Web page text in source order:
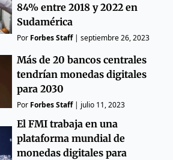
84% entre 2018 y 2022 en
Sudamérica
Por Forbes Staff|septiembre 26, 2023
Más de 20 bancos centrales
tendrían monedas digitales
para 2030
Por Forbes Staff| julio 11, 2023
El FMI trabaja en una
plataforma mundial de
monedas digitales para